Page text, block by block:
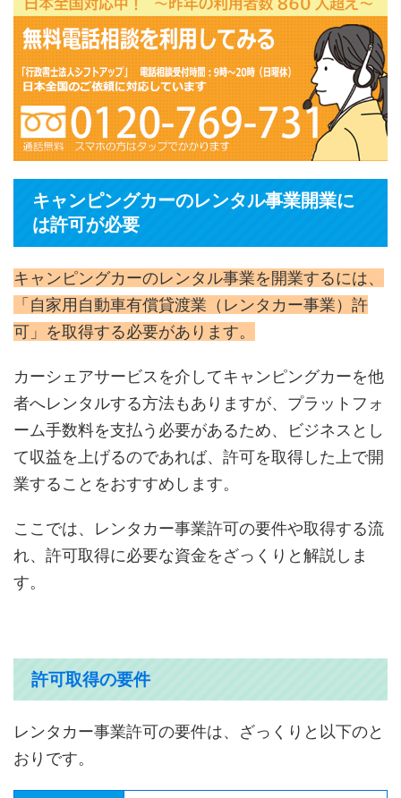
キャンピングカーのレンタル事業開業に
は許可が必要
キャンピングカーのレンタル事業を開業するには、
「自家用自動車有償貸渡業（レンタカー事業）許
可」を取得する必要があります。
カーシェアサービスを介してキャンピングカーを他
者へレンタルする方法もありますが、プラットフォ
ーム手数料を支払う必要があるため、ビジネスとし
て収益を上げるのであれば、許可を取得した上で開
業することをおすすめします。
ここでは、レンタカー事業許可の要件や取得する流
れ、許可取得に必要な資金をざっくりと解説しま
す。
許可取得の要件
レンタカー事業許可の要件は、ざっくりと以下のと
おりです。